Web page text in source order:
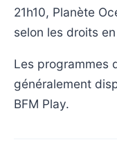
21h10, Planète
selon les droits
Les programmes
généralement
BFM Play.